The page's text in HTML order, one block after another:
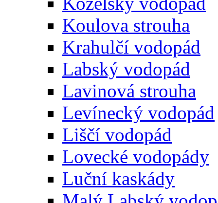
Koulova strouha
Krahulčí vodopád
Labský vodopád
Lavinová strouha
Levínecký vodopád
Liščí vodopád
Lovecké vodopády
Luční kaskády